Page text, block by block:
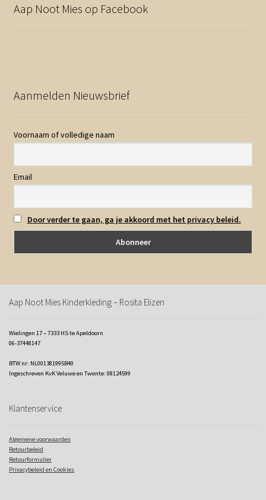
Aap Noot Mies op Facebook
Aanmelden Nieuwsbrief
Voornaam of volledige naam
Email
Door verder te gaan, ga je akkoord met het privacy beleid.
Aap Noot Mies Kinderkleding – Rosita Elizen
Wielingen 17 – 7333 HS te Apeldoorn
06-37448147
BTW nr: NL001381995B40
Ingeschreven KvK Veluwe en Twente: 08124599
Klantenservice
Algemene voorwaarden
Retourbeleid
Retourformulier
Privacybeleid en Cookies